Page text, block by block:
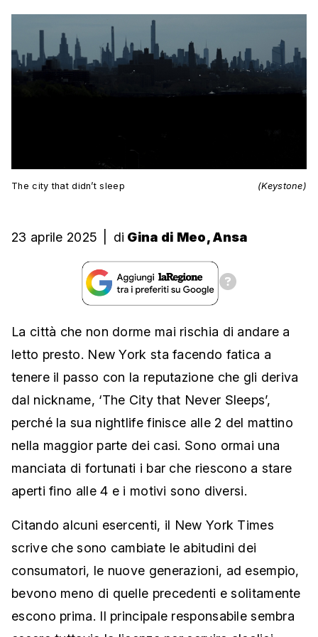
The city that didn’t sleep (Keystone)
23 aprile 2025 di Gina di Meo, Ansa
La città che non dorme mai rischia di andare a
letto presto. New York sta facendo fatica a
tenere il passo con la reputazione che gli deriva
dal nickname, ‘The City that Never Sleeps’,
perché la sua nightlife finisce alle 2 del mattino
nella maggior parte dei casi. Sono ormai una
manciata di fortunati i bar che riescono a stare
aperti fino alle 4 e i motivi sono diversi.
Citando alcuni esercenti, il New York Times
scrive che sono cambiate le abitudini dei
consumatori, le nuove generazioni, ad esempio,
bevono meno di quelle precedenti e solitamente
escono prima. Il principale responsabile sembra